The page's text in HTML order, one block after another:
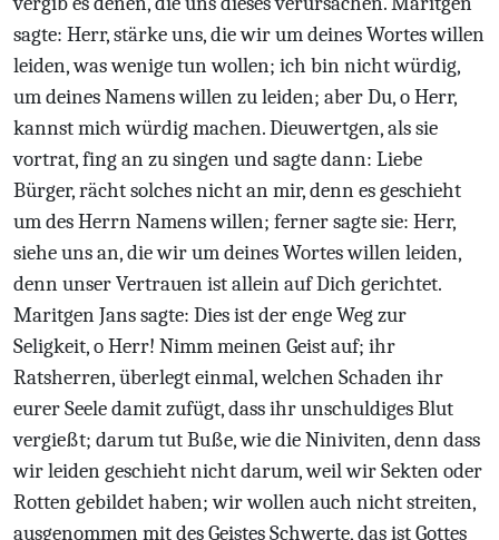
sagte: Herr, stärke uns, die wir um deines Wortes willen
leiden, was wenige tun wollen; ich bin nicht würdig,
um deines Namens willen zu leiden; aber Du, o Herr,
kannst mich würdig machen. Dieuwertgen, als sie
vortrat, fing an zu singen und sagte dann: Liebe
Bürger, rächt solches nicht an mir, denn es geschieht
um des Herrn Namens willen; ferner sagte sie: Herr,
siehe uns an, die wir um deines Wortes willen leiden,
denn unser Vertrauen ist allein auf Dich gerichtet.
Maritgen Jans sagte: Dies ist der enge Weg zur
Seligkeit, o Herr! Nimm meinen Geist auf; ihr
Ratsherren, überlegt einmal, welchen Schaden ihr
eurer Seele damit zufügt, dass ihr unschuldiges Blut
vergießt; darum tut Buße, wie die Niniviten, denn dass
wir leiden geschieht nicht darum, weil wir Sekten oder
Rotten gebildet haben; wir wollen auch nicht streiten,
ausgenommen mit des Geistes Schwerte, das ist Gottes